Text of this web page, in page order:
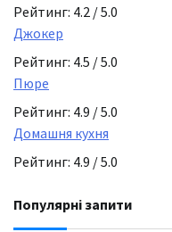
Рейтинг: 4.2 / 5.0
Джокер
Рейтинг: 4.5 / 5.0
Пюре
Рейтинг: 4.9 / 5.0
Домашня кухня
Рейтинг: 4.9 / 5.0
Популярні запити